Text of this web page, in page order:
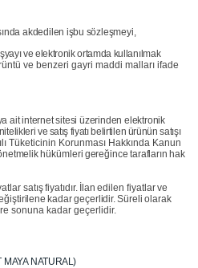
akdedilen işbu sözleşmeyi,
ve elektronikortamda kullanılmak
ve benzeri gayri maddi malları ifade
ait internet sitesi üzerinden elektronik
nitelikleri ve satış fiyatı belirtilen ürünün satışı
Tüketicinin Korunması Hakkında Kanun
hükümleri gereğince tarafların hak
satışfiyatıdır. İlan edilen fiyatlarve
kadargeçerlidir. Süreli olarak
sonuna kadar geçerlidir.
MAYA NATURAL)